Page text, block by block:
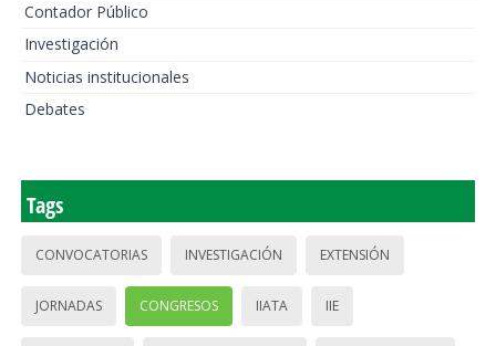
Contador Público
Investigación
Noticias institucionales
Debates
Tags
CONVOCATORIAS INVESTIGACIÓN EXTENSIÓN
JORNADAS CONGRESOS IIATA IIE